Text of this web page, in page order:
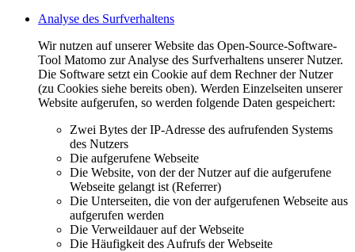
Analyse des Surfverhaltens
Wir nutzen auf unserer Website das Open-Source-Software-
Tool Matomo zur Analyse des Surfverhaltens unserer Nutzer.
Die Software setzt ein Cookie auf dem Rechner der Nutzer
(zu Cookies siehe bereits oben). Werden Einzelseiten unserer
Website aufgerufen, so werden folgende Daten gespeichert:
Zwei Bytes der IP-Adresse des aufrufenden Systems
des Nutzers
Die aufgerufene Webseite
Die Website, von der der Nutzer auf die aufgerufene
Webseite gelangt ist (Referrer)
Die Unterseiten, die von der aufgerufenen Webseite aus
aufgerufen werden
Die Verweildauer auf der Webseite
Die Häufigkeit des Aufrufs der Webseite